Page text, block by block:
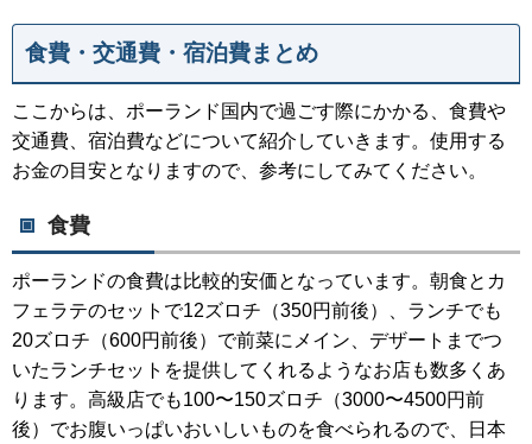
食費・交通費・宿泊費まとめ
ここからは、ポーランド国内で過ごす際にかかる、食費や
交通費、宿泊費などについて紹介していきます。使用する
お金の目安となりますので、参考にしてみてください。
食費
ポーランドの食費は比較的安価となっています。朝食とカ
フェラテのセットで12ズロチ（350円前後）、ランチでも
20ズロチ（600円前後）で前菜にメイン、デザートまでつ
いたランチセットを提供してくれるようなお店も数多くあ
ります。高級店でも100〜150ズロチ（3000〜4500円前
後）でお腹いっぱいおいしいものを食べられるので、日本